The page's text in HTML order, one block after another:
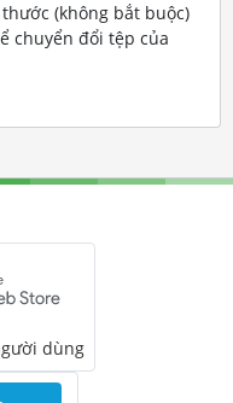
(không bắt buộc)
chuyển đổi tệp của
dùng